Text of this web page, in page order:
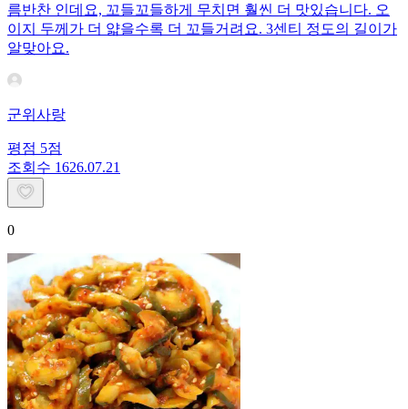
름반찬 인데요, 꼬들꼬들하게 무치면 훨씬 더 맛있습니다. 오
이지 두께가 더 얇을수록 더 꼬들거려요. 3센티 정도의 길이가
알맞아요.
군위사랑
평점 5점
조회수 1626.07.21
0